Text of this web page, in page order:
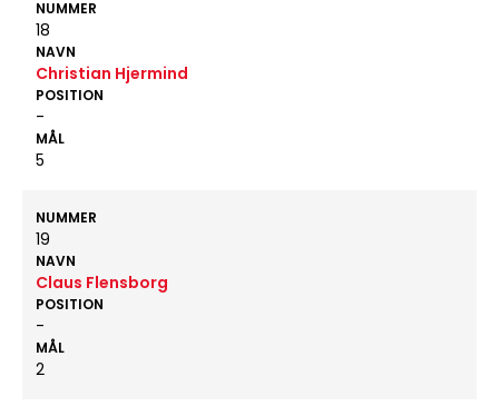
NUMMER
18
NAVN
Christian Hjermind
POSITION
-
MÅL
5
NUMMER
19
NAVN
Claus Flensborg
POSITION
-
MÅL
2